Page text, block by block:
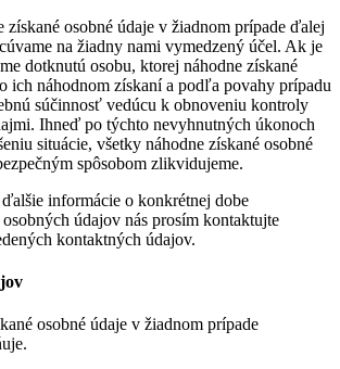
osobné údaje v žiadnom prípade ďalej
na žiadny nami vymedzený účel. Ak je
dotknutú osobu, ktorej náhodne získané
ich náhodnom získaní a podľa povahy prípadu
súčinnosť vedúcu k obnoveniu kontroly
Ihneď po týchto nevyhnutných úkonoch
situácie, všetky náhodne získané osobné
spôsobom zlikvidujeme.
informácie o konkrétnej dobe
údajov nás prosím kontaktujte
kontaktných údajov.
osobné údaje v žiadnom prípade